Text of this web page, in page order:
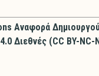
Αναφορά
Διεθνές (CC BY-NC-